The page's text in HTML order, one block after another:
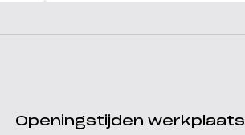
Openingstijden werkplaats